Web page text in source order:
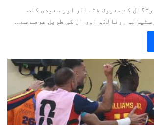
کے معروف فٹبالر اور سعودی کلب
رونالڈو اور ان کی طویل عرصے سے…